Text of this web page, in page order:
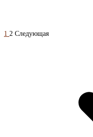
1 2 Следующая